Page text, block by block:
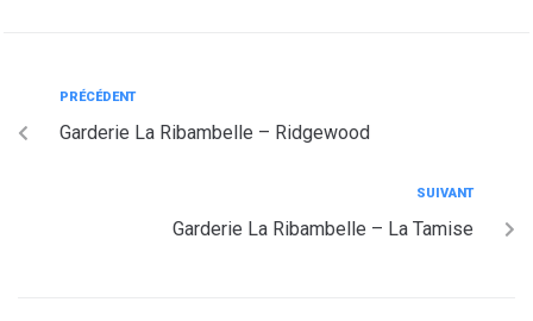
PRÉCÉDENT
Garderie La Ribambelle – Ridgewood
SUIVANT
Garderie La Ribambelle – La Tamise